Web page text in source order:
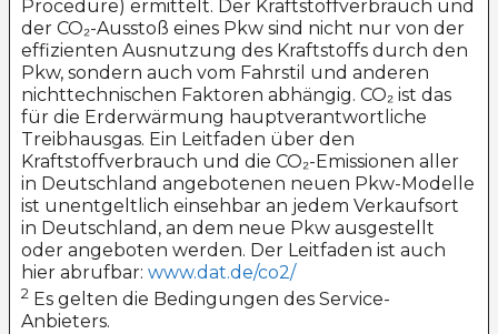
Procedure) ermittelt. Der Kraftstoffverbrauch und
der CO₂-Ausstoß eines Pkw sind nicht nur von der
effizienten Ausnutzung des Kraftstoffs durch den
Pkw, sondern auch vom Fahrstil und anderen
nichttechnischen Faktoren abhängig. CO₂ ist das
für die Erderwärmung hauptverantwortliche
Treibhausgas. Ein Leitfaden über den
Kraftstoffverbrauch und die CO₂-Emissionen aller
in Deutschland angebotenen neuen Pkw-Modelle
ist unentgeltlich einsehbar an jedem Verkaufsort
in Deutschland, an dem neue Pkw ausgestellt
oder angeboten werden. Der Leitfaden ist auch
hier abrufbar: www.dat.de/co2/
2 Es gelten die Bedingungen des Service-
Anbieters.